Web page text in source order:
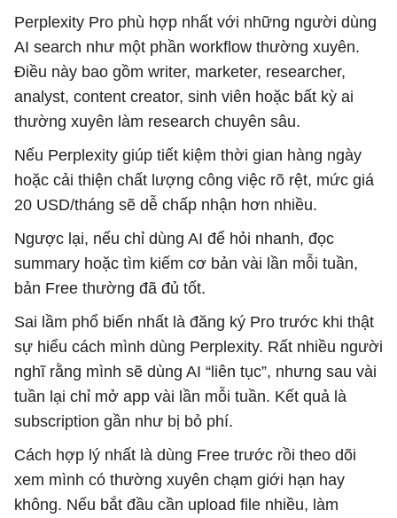
Perplexity Pro phù hợp nhất với những người dùng
AI search như một phần workflow thường xuyên.
Điều này bao gồm writer, marketer, researcher,
analyst, content creator, sinh viên hoặc bất kỳ ai
thường xuyên làm research chuyên sâu.
Nếu Perplexity giúp tiết kiệm thời gian hàng ngày
hoặc cải thiện chất lượng công việc rõ rệt, mức giá
20 USD/tháng sẽ dễ chấp nhận hơn nhiều.
Ngược lại, nếu chỉ dùng AI để hỏi nhanh, đọc
summary hoặc tìm kiếm cơ bản vài lần mỗi tuần,
bản Free thường đã đủ tốt.
Sai lầm phổ biến nhất là đăng ký Pro trước khi thật
sự hiểu cách mình dùng Perplexity. Rất nhiều người
nghĩ rằng mình sẽ dùng AI “liên tục”, nhưng sau vài
tuần lại chỉ mở app vài lần mỗi tuần. Kết quả là
subscription gần như bị bỏ phí.
Cách hợp lý nhất là dùng Free trước rồi theo dõi
xem mình có thường xuyên chạm giới hạn hay
không. Nếu bắt đầu cần upload file nhiều, làm